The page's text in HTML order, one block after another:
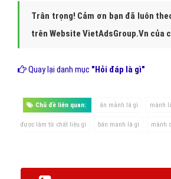
Trân trọng! Cảm ơn bạn đã luôn
trên Website VietAdsGroup.Vn của
Quay lại danh mục "Hỏi đáp là gì"
Chủ đề liên quan: ăn mảnh là gì mành
được làm từ chất liệu gì bán manh là gì mành